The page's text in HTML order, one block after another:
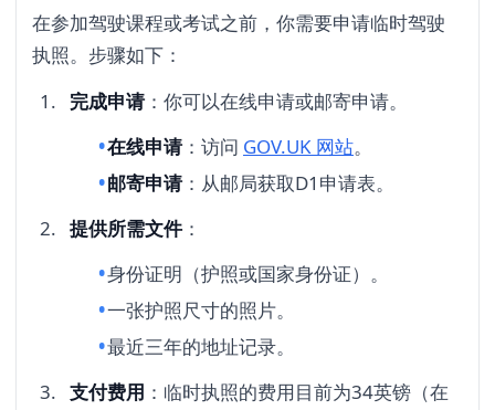
在参加驾驶课程或考试之前，你需要申请临时驾驶
执照。步骤如下：
完成申请：你可以在线申请或邮寄申请。
在线申请：访问 GOV.UK 网站。
邮寄申请：从邮局获取D1申请表。
提供所需文件 ：
身份证明（护照或国家身份证）。
一张护照尺寸的照片。
最近三年的地址记录。
支付费用 ：临时执照的费用目前为34英镑（在